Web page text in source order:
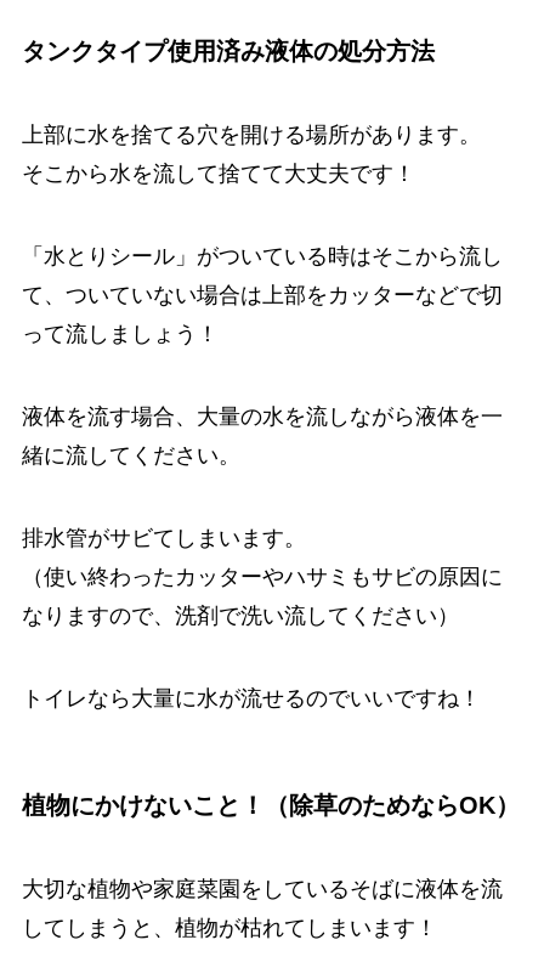
タンクタイプ使用済み液体の処分方法
上部に水を捨てる穴を開ける場所があります。
そこから水を流して捨てて大丈夫です！
「水とりシール」がついている時はそこから流し
て、ついていない場合は上部をカッターなどで切
って流しましょう！
液体を流す場合、大量の水を流しながら液体を一
緒に流してください。
排水管がサビてしまいます。
（使い終わったカッターやハサミもサビの原因に
なりますので、洗剤で洗い流してください）
トイレなら大量に水が流せるのでいいですね！
植物にかけないこと！（除草のためならOK）
大切な植物や家庭菜園をしているそばに液体を流
してしまうと、植物が枯れてしまいます！